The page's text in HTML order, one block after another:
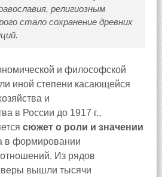
религиозным
стало сохранение древних
и философской
иной степени касающейся
и
в России до 1917 г.,
сюжет о роли и значении
в формировании
отношений. Из рядов
веры вышли тысячи